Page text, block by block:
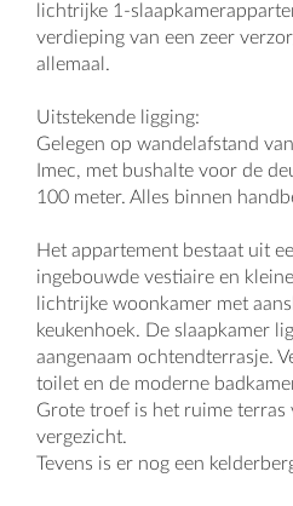
lichtrijke 1-
verdieping van een zeer
allemaal.
Uitstekende ligging:
Gelegen op wandelafstand
Imec, met bushalte voor de
100 meter. Alles binnen
Het appartement bestaat uit
ingebouwde vestiaire en
lichtrijke woonkamer met
keukenhoek. De slaapkamer
aangenaam ochtendterrasje.
toilet en de moderne
Grote troef is het ruime terras
vergezicht.
Tevens is er nog een